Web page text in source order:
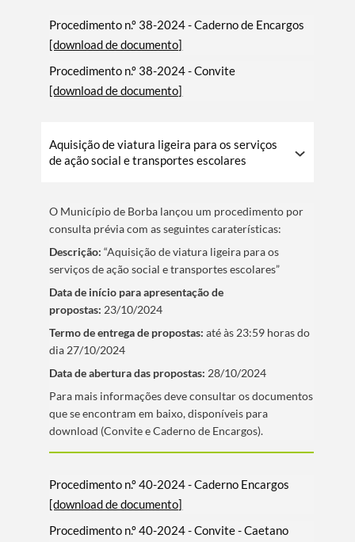
Procedimento n.º 38-2024 - Caderno de Encargos
[download de documento]
Procedimento n.º 38-2024 - Convite
[download de documento]
Aquisição de viatura ligeira para os serviços
de ação social e transportes escolares
O Municí­pio de Borba lançou um procedimento por
consulta prévia com as seguintes caraterí­sticas:
Descrição:“Aquisição de viatura ligeira para os
serviços de ação social e transportes escolares”
Data de iní­cio para apresentação de
propostas: 23/10/2024
Termo de entrega de propostas:até às 23:59 horas do
dia 27/10/2024
Data de abertura das propostas: 28/10/2024
​Para mais informações deve consultar os documentos
que se encontram em baixo, disponí­veis para
download (Convite e Caderno de Encargos).
Procedimento n.º 40-2024 - Caderno Encargos
[download de documento]
Procedimento n.º 40-2024 - Convite - Caetano